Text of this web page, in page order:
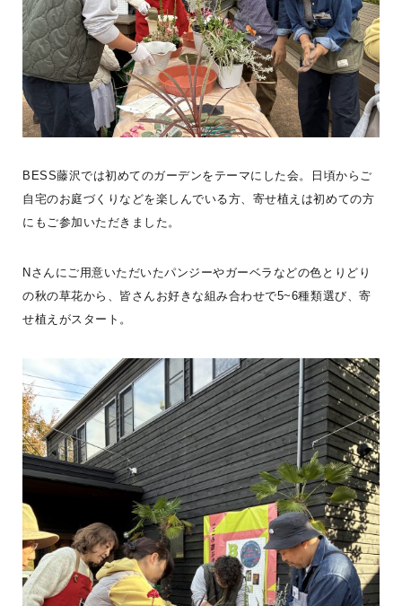
にぎやかな虫の声に誘われて虫取りアミを手に飛びだせば、今まで
はもう少しおとなにな ...続きを読む
LOGWAYだより 全国のBESS
2026年08月09日
BESS藤沢
神奈川県藤沢市
fujisawa.bess.jp
BESS藤沢では初めてのガーデンをテーマにした会。日頃からご
自宅のお庭づくりなどを楽しんでいる方、寄せ植えは初めての方
にもご参加いただきました。
Nさんにご用意いただいたパンジーやガーベラなどの色とりどり
の秋の草花から、皆さんお好きな組み合わせで5~6種類選び、寄
せ植えがスタート。